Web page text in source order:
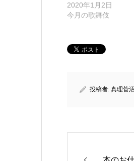
2020年1月2日
今月の歌舞伎
投稿者: 真理菅沼